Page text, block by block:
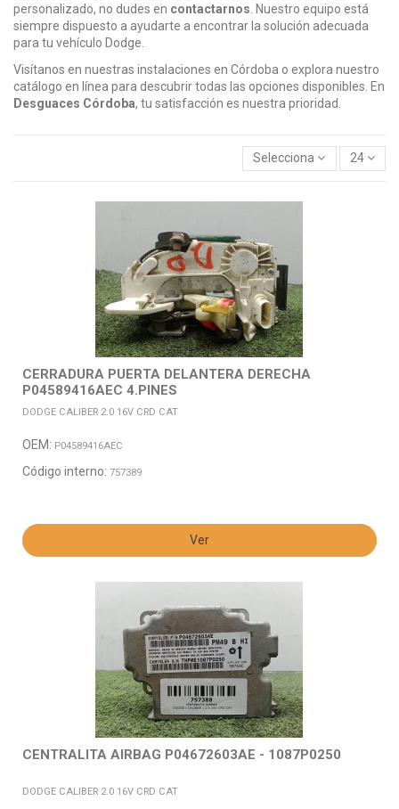
personalizado, no dudes en contactarnos . Nuestro equipo está
siempre dispuesto a ayudarte a encontrar la solución adecuada
para tu vehículo Dodge.
Visítanos en nuestras instalaciones en Córdoba o explora nuestro
catálogo en línea para descubrir todas las opciones disponibles. En
Desguaces Córdoba, tu satisfacción es nuestra prioridad.
Selecciona 24
CERRADURA PUERTA DELANTERA DERECHA
P04589416AEC 4.PINES
DODGE CALIBER 2.0 16V CRD CAT
OEM: P04589416AEC
Código interno: 757389
Ver
CENTRALITA AIRBAG P04672603AE - 1087P0250
DODGE CALIBER 2.0 16V CRD CAT